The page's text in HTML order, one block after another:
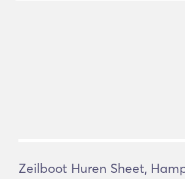
Zeilboot Huren Sheet,